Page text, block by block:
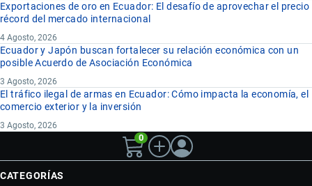
Exportaciones de oro en Ecuador: El desafío de aprovechar el precio
récord del mercado internacional
4 Agosto, 2026
Ecuador y Japón buscan fortalecer su relación económica con un
posible Acuerdo de Asociación Económica
3 Agosto, 2026
El tráfico ilegal de armas en Ecuador: Cómo impacta la economía, el
comercio exterior y la inversión
3 Agosto, 2026
0
CATEGORÍAS